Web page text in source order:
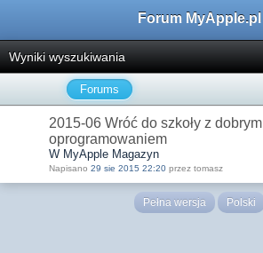
Forum MyApple.pl
Wyniki wyszukiwania
Forums
2015-06 Wróć do szkoły z dobrym
oprogramowaniem
W MyApple Magazyn
Napisano 29 sie 2015 22:20 przez tomasz
Pełna wersja Polski